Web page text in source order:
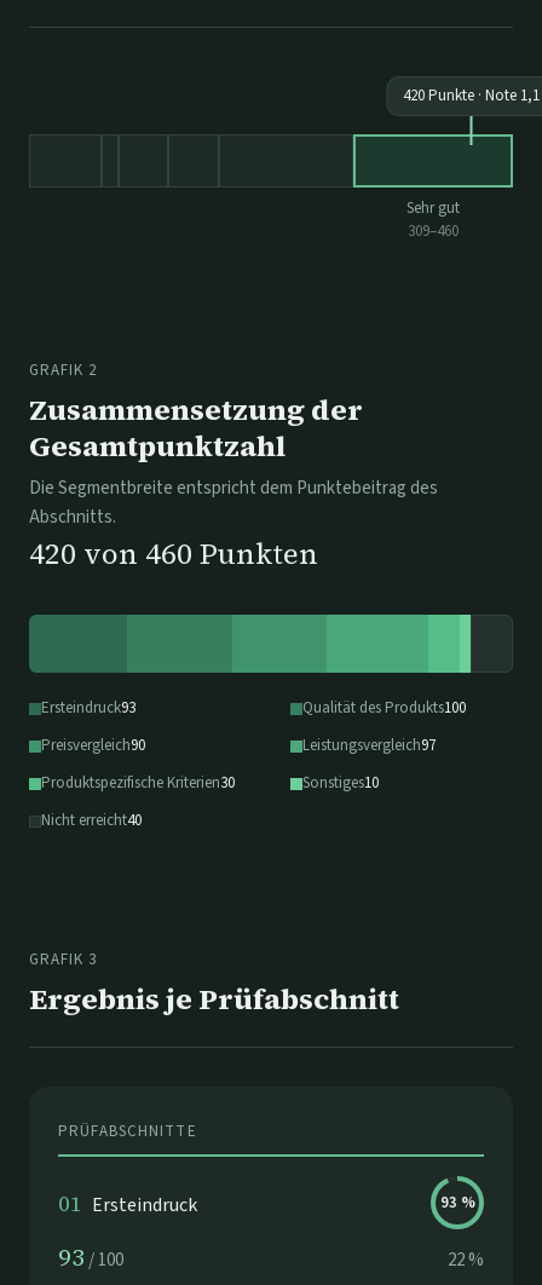
420Punkte · Note 1,1
Sehr gut
309–460
GRAFIK 2
Zusammensetzung der
Gesamtpunktzahl
Die Segmentbreite entspricht dem Punktebeitrag des
Abschnitts.
420 von 460 Punkten
Ersteindruck93 Qualität des Produkts100
Preisvergleich90 Leistungsvergleich97
Produktspezifische Kriterien30 Sonstiges10
Nicht erreicht40
GRAFIK 3
Ergebnis je Prüfabschnitt
PRÜFABSCHNITTE
01 Ersteindruck 93 %
93 /100 22%